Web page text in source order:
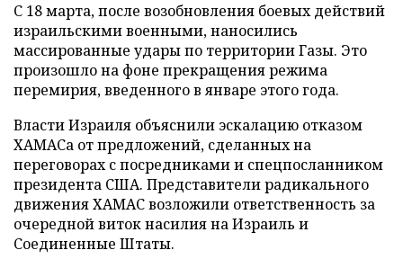
С 18 марта, после возобновления боевых действий
израильскими военными, наносились
массированные удары по территории Газы. Это
произошло на фоне прекращения режима
перемирия, введенного в январе этого года.
Власти Израиля объяснили эскалацию отказом
ХАМАСа от предложений, сделанных на
переговорах с посредниками и спецпосланником
президента США. Представители радикального
движения ХАМАС возложили ответственность за
очередной виток насилия на Израиль и
Соединенные Штаты.